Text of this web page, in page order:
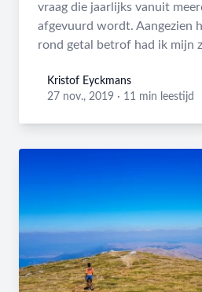
vraag die jaarlijks vanuit
afgevuurd wordt. Aangezien
rond getal betrof had ik mijn
Kristof Eyckmans
Kristof Eyckmans
27 nov., 2019 · 11 min leestijd